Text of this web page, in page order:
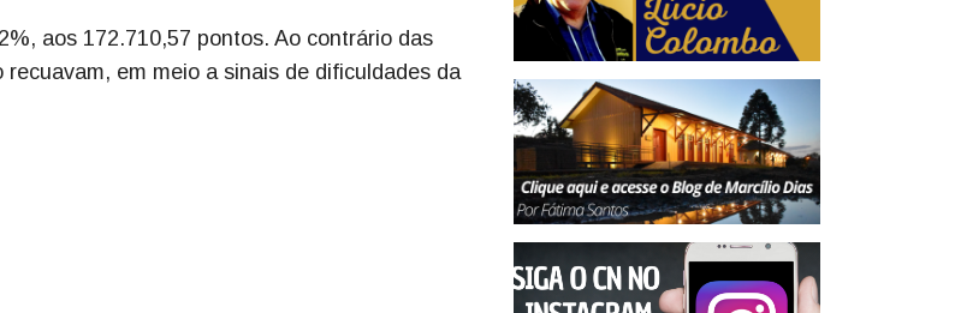
aos 172.710,57 pontos. Ao contrário das
em meio a sinais de dificuldades da